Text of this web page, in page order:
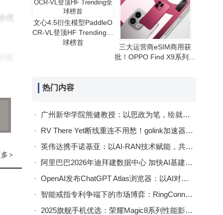
的
>
文心4.5衍生模型PaddleO
CR-VL登顶HF Trending全
球榜首
三大运营商eSIM商用获
批！OPPO Find X9系列首
热门内容
广州新华学院熊健教授：以思政为笔，绘就数据科学育人新画卷
RV There Yet断线重连不用愁！golink加速器助力稳定畅玩房车越野
英伟达携手诺基亚：以AI-RAN技术赋能，共筑6G通信新未来
阿里巴巴2026年迪拜建数据中心 加快AI基建布局赋能中东数字经济
OpenAI发布ChatGPT Atlas浏览器：以AI对话重塑网络浏览新体验
智能戒指专利争端下的市场博弈：RingConn突围，Oura领航未来走向
2025旗舰手机优选：荣耀Magic8系列性能影像双优成新标杆